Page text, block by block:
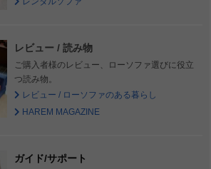
レビュー / 読み物
ご購入者様のレビュー、ローソファ選びに役立
つ読み物。
レビュー / ローソファのある暮らし
HAREM MAGAZINE
ガイド/サポート